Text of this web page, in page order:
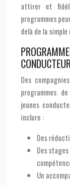
attirer et
programmes
delà de la
Des
programmes
jeunes
inclure :
Des
Des
Un